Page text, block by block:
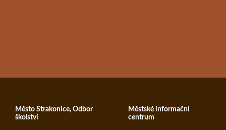
Město Strakonice, Odbor
školství
Městské informační
centrum